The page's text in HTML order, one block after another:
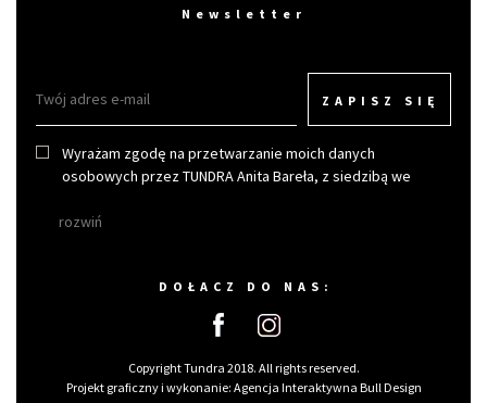
Newsletter
ZAPISZ SIĘ
Wyrażam zgodę na przetwarzanie moich danych
osobowych przez TUNDRA Anita Bareła, z siedzibą we
rozwiń
DOŁACZ DO NAS:
Copyright Tundra 2018. All rights reserved.
Projekt graficzny i wykonanie: Agencja Interaktywna Bull Design